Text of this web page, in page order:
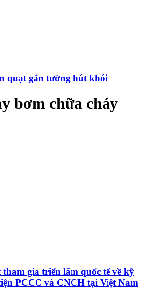
quạt gắn tường hút khói
bơm chữa cháy
gia triển lãm quốc tế về kỹ
PCCC và CNCH tại Việt Nam